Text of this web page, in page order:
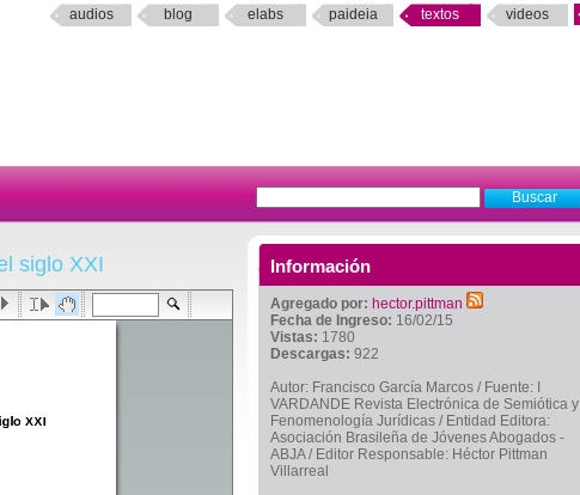
audios blog elabs paideia textos videos
Información
Agregado por: hector.pittman
Fecha de Ingreso: 16/02/15
Vistas: 1780
Descargas: 922
Autor: Francisco García Marcos / Fuente: I
VARDANDE Revista Electrónica de Semiótica y
Fenomenología Jurídicas / Entidad Editora:
Asociación Brasileña de Jóvenes Abogados -
ABJA / Editor Responsable: Héctor Pittman
Villarreal
siglo XXI